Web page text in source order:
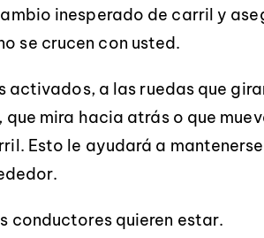
inesperado de carril y
se crucen con usted.
a las ruedas que
mira hacia atrás o que
Esto le ayudará a
conductores quieren estar.